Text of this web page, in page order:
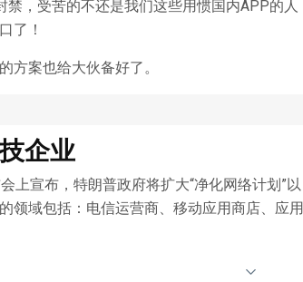
，受苦的不还是我们这些用惯国内APP的人
了！
方案也给大伙备好了。
企业
上宣布，特朗普政府将扩大“净化网络计划”以
领域包括：电信运营商、移动应用商店、应用